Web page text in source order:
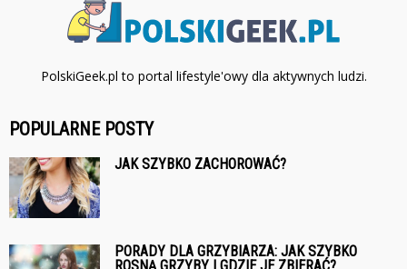
PolskiGeek.pl to portal lifestyle'owy dla aktywnych ludzi.
POPULARNE POSTY
JAK SZYBKO ZACHOROWAĆ?
PORADY DLA GRZYBIARZA: JAK SZYBKO